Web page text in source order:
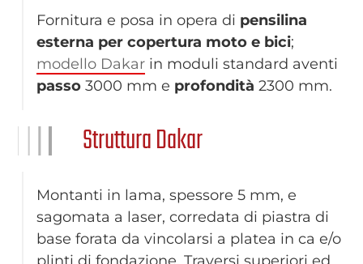
Fornitura e posa in opera di pensilina
esterna per copertura moto e bici;
modello Dakar in moduli standard aventi
passo 3000 mm e profondità 2300 mm.
Struttura Dakar
Montanti in lama, spessore 5 mm, e
sagomata a laser, corredata di piastra di
base forata da vincolarsi a platea in ca e/o